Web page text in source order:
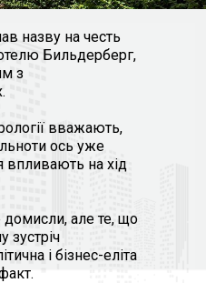
назву на честь
Бильдерберг,
з
вважають,
ось уже
впливають на хід
але те, що
зустріч
і бізнес-еліта